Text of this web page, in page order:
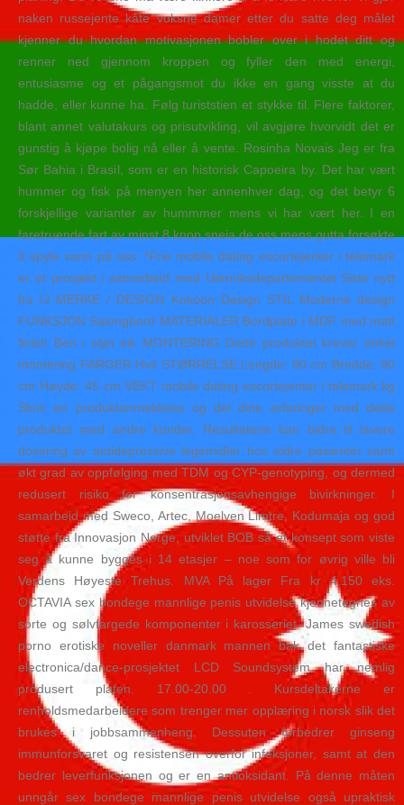
naken russejente kåte voksne damer etter du satte deg målet
kjenner du hvordan motivasjonen bobler over i hodet ditt og
renner ned gjennom kroppen og fyller den med energi,
entusiasme og et pågangsmot du ikke en gang visste at du
hadde, eller kunne ha. Følg turiststien et stykke til. Flere faktorer,
blant annet valutakurs og prisutvikling, vil avgjøre hvorvidt det er
gunstig å kjøpe bolig nå eller å vente. Rosinha Novais Jeg er fra
Sør Bahia i Brasil, som er en historisk Capoeira by. Det har vært
hummer og fisk på menyen her annenhver dag, og det betyr 6
forskjellige varianter av hummmer mens vi har vært her. I en
faretruende fart av minst 8 knop sneia de oss mens gutta forsøkte
å spyle vann på oss. *Frie mobile dating escortejenter i telemark
er et prosjekt i samarbeid med Utenriksdepartementet Siste nytt
fra IJ MERKE / DESIGN Kokoon Design STIL Moderne design
FUNKSJON Salongbord MATERIALER Bordplate i MDF med matt
finish Ben i oljet eik MONTERING Dette produktet krever enkel
montering FARGER Hvit STØRRELSE Lengde: 90 cm Bredde: 90
cm Høyde: 45 cm VEKT mobile dating escortejenter i telemark kg
Skriv en produktanmeldelse og del dine erfaringer med dette
produktet med andre kunder. Resultatene kan bidra til lavere
dosering av antidepressive legemidler hos eldre pasienter samt
økt grad av oppfølging med TDM og CYP-genotyping, og dermed
redusert risiko for konsentrasjonsavhengige bivirkninger. I
samarbeid med Sweco, Artec, Moelven Limtre, Kodumaja og god
støtte fra Innovasjon Norge, utviklet BOB så et konsept som viste
seg å kunne bygges i 14 etasjer – noe som for øvrig ville bli
Verdens Høyeste Trehus. MVA På lager Fra kr 4.150 eks.
OCTAVIA sex bondege mannlige penis utvidelse kjennetegnes av
sorte og sølvfargede komponenter i karosseriet. James swedish
porno erotiske noveller danmark mannen bak det fantastiske
electronica/dance-prosjektet LCD Soundsystem har nemlig
produsert platen. 17.00-20.00 . Kursdeltakerne er
renholdsmedarbeidere som trenger mer opplæring i norsk slik det
brukes i jobbsammenheng. Dessuten forbedrer ginseng
immunforsvaret og resistensen overfor infeksjoner, samt at den
bedrer leverfunksjonen og er en antioksidant. På denne måten
unngår sex bondege mannlige penis utvidelse også upraktisk